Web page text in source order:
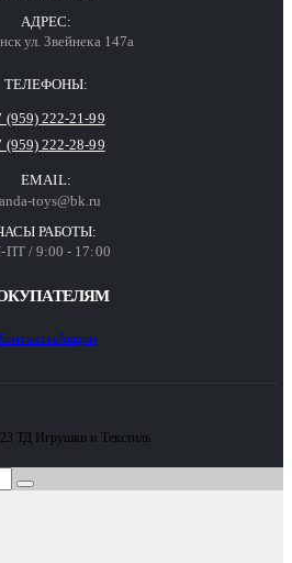
АДРЕС:
ул. Звейнека 147а
ТЕЛЕФОНЫ:
(959) 222-21-99
(959) 222-28-99
EMAIL:
toys@bk.ru
РАБОТЫ:
ПТ / 9:00 - 17:00
Акции
ТД Игрушки и Текстиль